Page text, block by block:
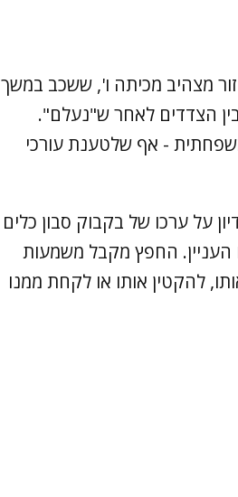
מצהיב מכיתה ו', ששכב במשך
הצדדים לאחר ש"נעלם".
- אף שלטענת עורכי
על ערכו של בקבוק סבון כלים
העניין. החפץ מקבל משמעות
להקטין אותו או לקחת ממנו